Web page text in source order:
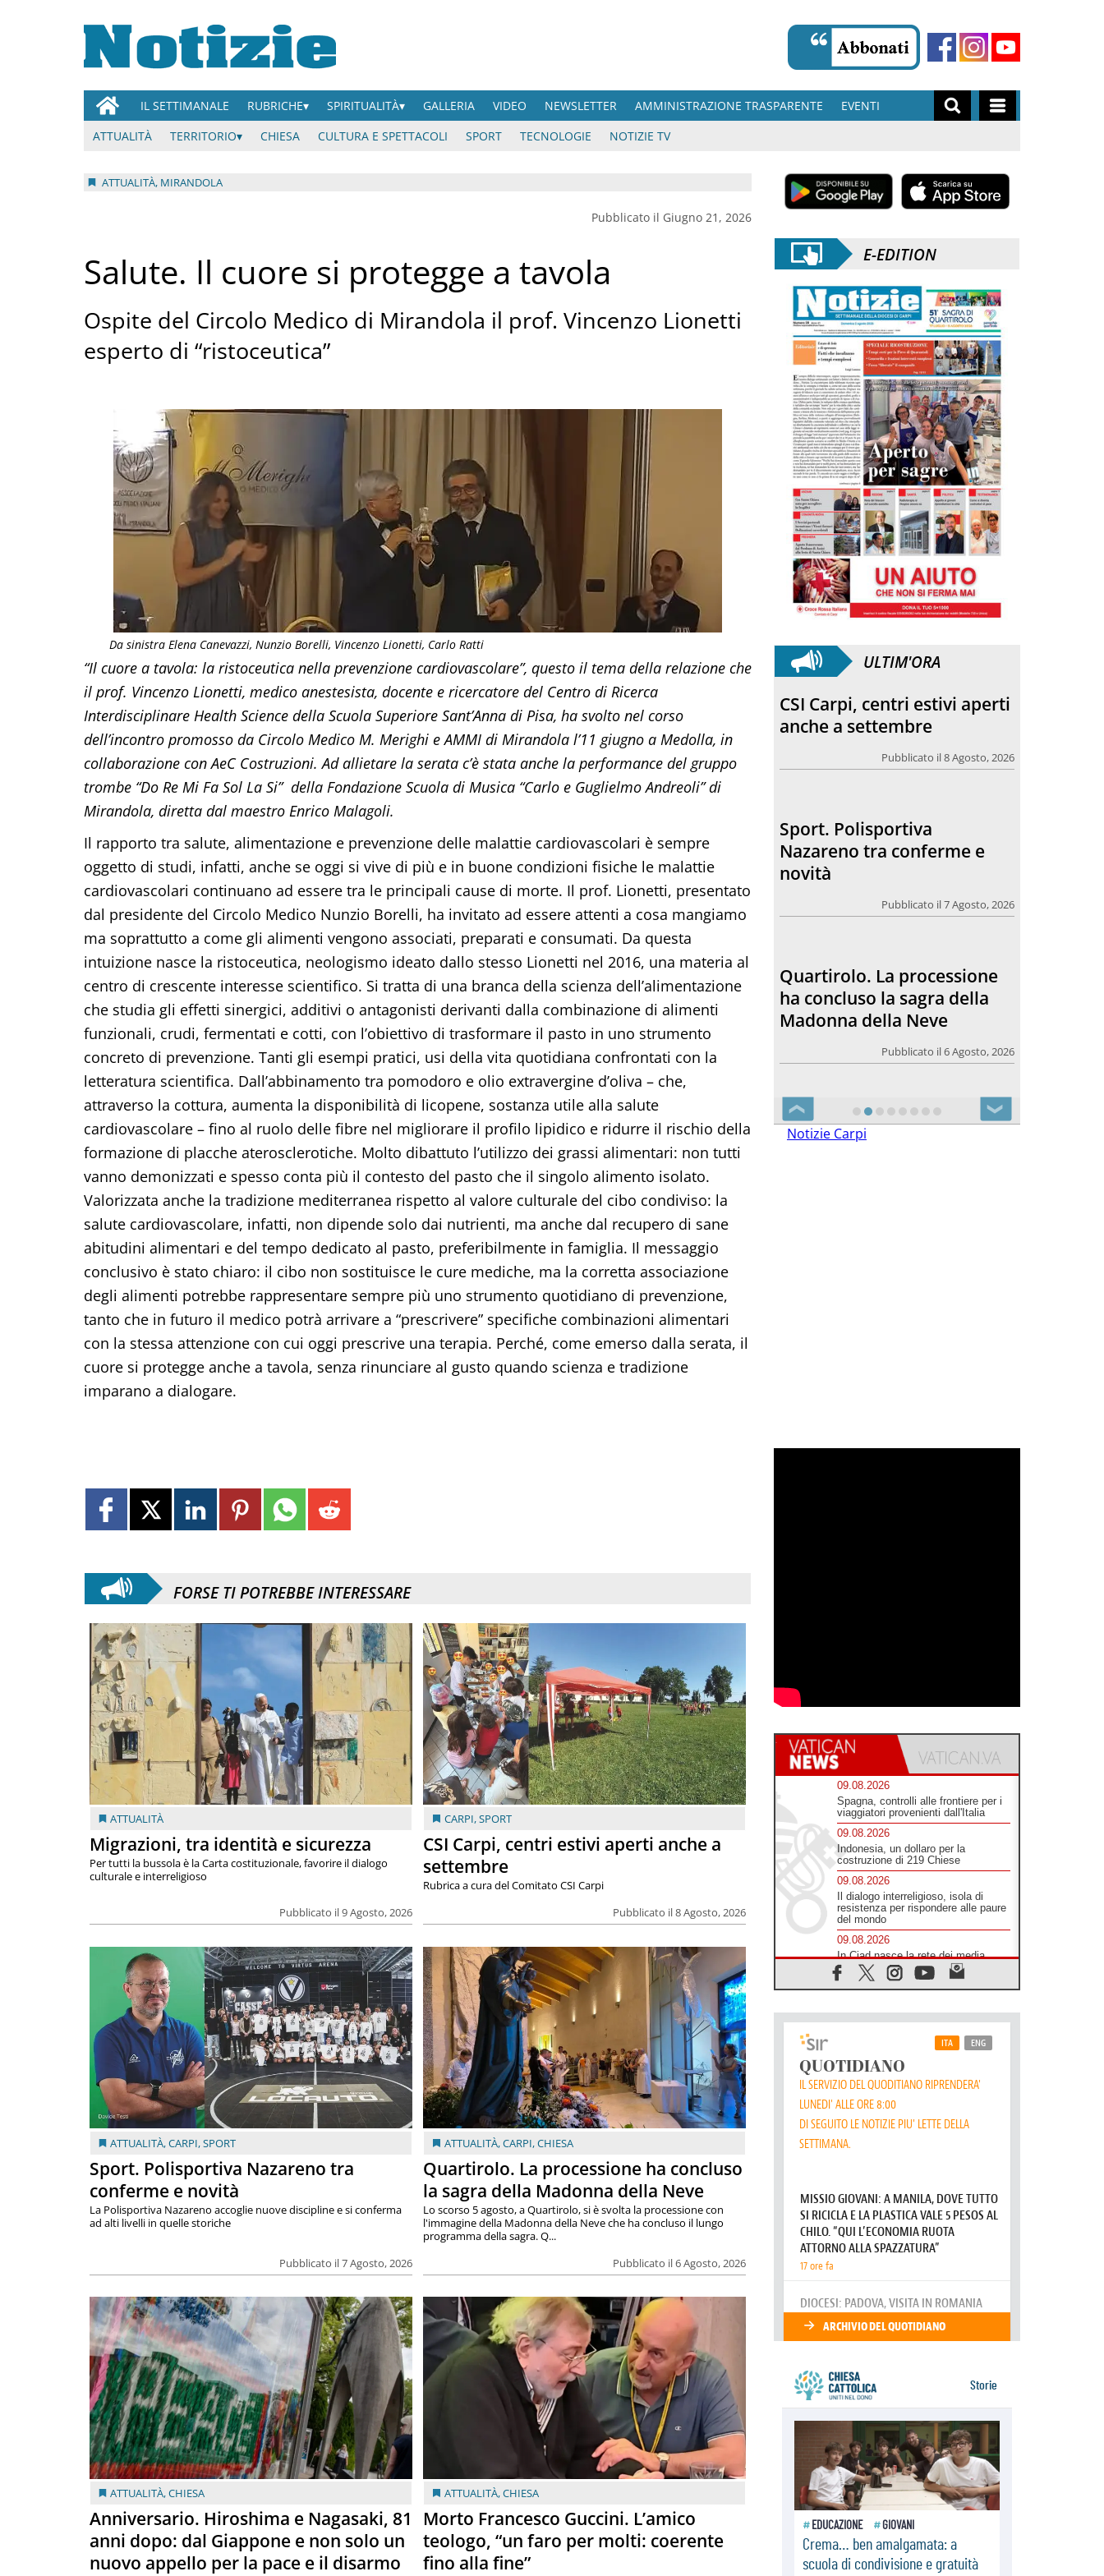
IL SETTIMANALE RUBRICHE SPIRITUALITÀ GALLERIA VIDEO NEWSLETTER AMMINISTRAZIONE TRASPARENTE
EVENTI
ATTUALITÀ
TERRITORIO CHIESA CULTURA E SPETTACOLI SPORT TECNOLOGIE NOTIZIE TV
ATTUALITÀ, MIRANDOLA
Pubblicato il Giugno 21, 2026
Salute. Il cuore si protegge a tavola
Ospite del Circolo Medico di Mirandola il prof. Vincenzo Lionetti
esperto di “ristoceutica”
Da sinistra Elena Canevazzi, Nunzio Borelli, Vincenzo Lionetti, Carlo Ratti
“Il cuore a tavola: la ristoceutica nella prevenzione cardiovascolare”, questo il tema della relazione che
il prof. Vincenzo Lionetti, medico anestesista, docente e ricercatore del Centro di Ricerca
Interdisciplinare Health Science della Scuola Superiore Sant’Anna di Pisa, ha svolto nel corso
dell’incontro promosso da Circolo Medico M. Merighi e AMMI di Mirandola l’11 giugno a Medolla, in
collaborazione con AeC Costruzioni. Ad allietare la serata c’è stata anche la performance del gruppo
trombe “Do Re Mi Fa Sol La Si” della Fondazione Scuola di Musica “Carlo e Guglielmo Andreoli” di
Mirandola, diretta dal maestro Enrico Malagoli.
Il rapporto tra salute, alimentazione e prevenzione delle malattie cardiovascolari è sempre
oggetto di studi, infatti, anche se oggi si vive di più e in buone condizioni fisiche le malattie
cardiovascolari continuano ad essere tra le principali cause di morte. Il prof. Lionetti, presentato
dal presidente del Circolo Medico Nunzio Borelli, ha invitato ad essere attenti a cosa mangiamo
ma soprattutto a come gli alimenti vengono associati, preparati e consumati. Da questa
intuizione nasce la ristoceutica, neologismo ideato dallo stesso Lionetti nel 2016, una materia al
centro di crescente interesse scientifico. Si tratta di una branca della scienza dell’alimentazione
che studia gli effetti sinergici, additivi o antagonisti derivanti dalla combinazione di alimenti
funzionali, crudi, fermentati e cotti, con l’obiettivo di trasformare il pasto in uno strumento
concreto di prevenzione. Tanti gli esempi pratici, usi della vita quotidiana confrontati con la
letteratura scientifica. Dall’abbinamento tra pomodoro e olio extravergine d’oliva – che,
attraverso la cottura, aumenta la disponibilità di licopene, sostanza utile alla salute
cardiovascolare – fino al ruolo delle fibre nel migliorare il profilo lipidico e ridurre il rischio della
formazione di placche aterosclerotiche. Molto dibattuto l’utilizzo dei grassi alimentari: non tutti
vanno demonizzati e spesso conta più il contesto del pasto che il singolo alimento isolato.
Valorizzata anche la tradizione mediterranea rispetto al valore culturale del cibo condiviso: la
salute cardiovascolare, infatti, non dipende solo dai nutrienti, ma anche dal recupero di sane
abitudini alimentari e del tempo dedicato al pasto, preferibilmente in famiglia. Il messaggio
conclusivo è stato chiaro: il cibo non sostituisce le cure mediche, ma la corretta associazione
degli alimenti potrebbe rappresentare sempre più uno strumento quotidiano di prevenzione,
tanto che in futuro il medico potrà arrivare a “prescrivere” specifiche combinazioni alimentari
con la stessa attenzione con cui oggi prescrive una terapia. Perché, come emerso dalla serata, il
cuore si protegge anche a tavola, senza rinunciare al gusto quando scienza e tradizione
imparano a dialogare.
FORSE TI POTREBBE INTERESSARE
ATTUALITÀ
Migrazioni, tra identità e sicurezza
Pubblicato il 9 Agosto, 2026
Per tutti la bussola è la Carta costituzionale, favorire il dialogo
culturale e interreligioso
CARPI,SPORT
CSI Carpi, centri estivi aperti anche a
settembre
Pubblicato il 8 Agosto, 2026
Rubrica a cura del Comitato CSI Carpi
ATTUALITÀ,CARPI,SPORT
Sport. Polisportiva Nazareno tra
conferme e novità
Pubblicato il 7 Agosto, 2026
La Polisportiva Nazareno accoglie nuove discipline e si conferma
ad alti livelli in quelle storiche
ATTUALITÀ,CARPI,CHIESA
Quartirolo. La processione ha concluso
la sagra della Madonna della Neve
Pubblicato il 6 Agosto, 2026
Lo scorso 5 agosto, a Quartirolo, si è svolta la processione con
l'immagine della Madonna della Neve che ha concluso il lungo
programma della sagra. Q...
ATTUALITÀ,CHIESA
Anniversario. Hiroshima e Nagasaki, 81
anni dopo: dal Giappone e non solo un
nuovo appello per la pace e il disarmo
ATTUALITÀ,CHIESA
Morto Francesco Guccini. L’amico
teologo, “un faro per molti: coerente
fino alla fine”
E-EDITION
ULTIM'ORA
Sport. Polisportiva
Nazareno tra conferme e
Quartirolo. La processione
ha concluso la sagra della
Madonna della Neve
Pubblicato il 6 Agosto, 2026
Nagasaki, 81 anni dopo: dal
Giappone e non solo un
nuovo appello per la pace e
il disarmo nucleare
❮ ❯
Notizie Carpi
09.08.2026
Spagna, controlli alle frontiere per i
viaggiatori provenienti dall'Italia
09.08.2026
Indonesia, un dollaro per la
costruzione di 219 Chiese
09.08.2026
Il dialogo interreligioso, isola di
resistenza per rispondere alle paure
del mondo
09.08.2026
In Ciad nasce la rete dei media
cattolici
08.08.2026
una Messa tra i detriti e aiuti per gli
sfollati
Leone XIV il 7 settembre al
Santuario della Madre del Buon
Consiglio di Genazzano
08.08.2026
Il Papa: in Sant'Agata
sulla morte
dell'8 agosto
08.08.2026
Spin Time, Reina: Cristo non abita
nei palazzi del potere ma si
identifica coi senzatetto
servizio del Vangelo